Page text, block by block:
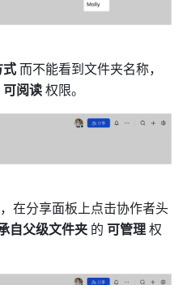
式 而不能看到文件夹名称，
可阅读 权限。
在分享面板上点击协作者头
自父级文件夹 的 可管理 权